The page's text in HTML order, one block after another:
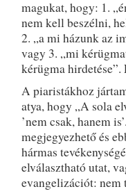
magukat, hogy: 1.
nem kell beszélni,
2. „a mi házunk az
vagy 3. „mi
kérügma
A piaristákhoz
atya, hogy „A sola
’nem csak, hanem
megjegyezhető és
hármas
elválasztható utat,
evangelizációt: nem